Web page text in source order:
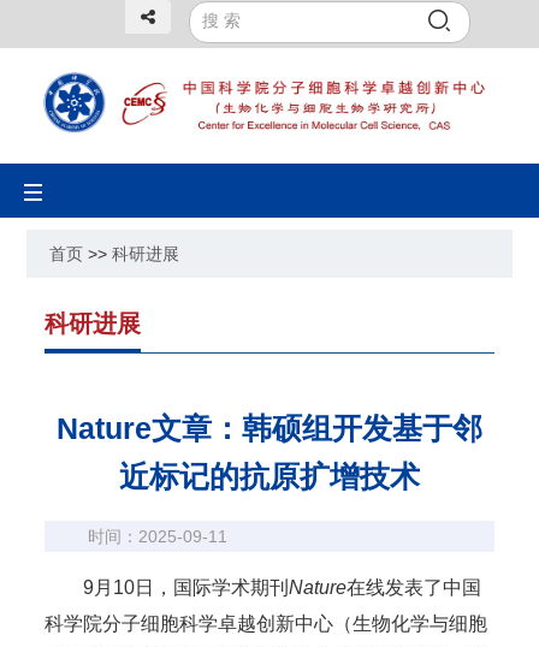
Toggle
navigation
首页 >>科研进展
科研进展
Nature文章：韩硕组开发基于邻
近标记的抗原扩增技术
时间：2025-09-11
9月10日，国际学术期刊Nature在线发表了中国
科学院分子细胞科学卓越创新中心（生物化学与细胞